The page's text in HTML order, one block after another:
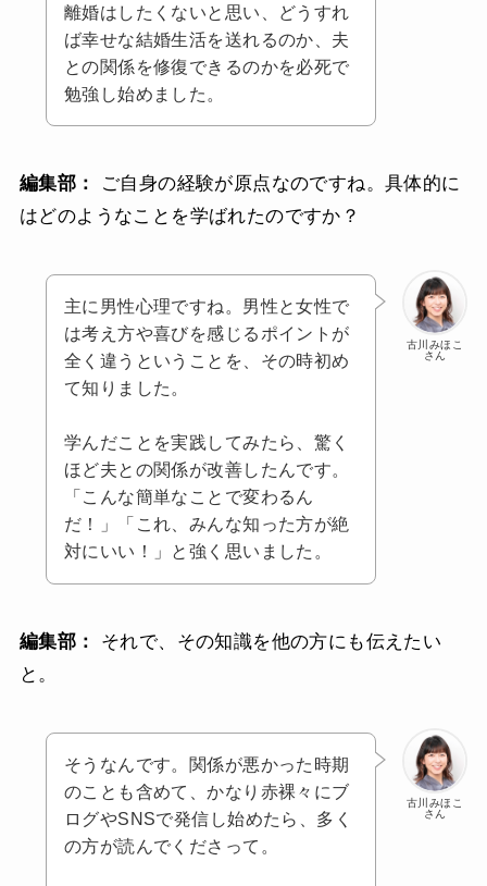
離婚はしたくないと思い、どうすれ
ば幸せな結婚生活を送れるのか、夫
との関係を修復できるのかを必死で
勉強し始めました。
編集部：
ご自身の経験が原点なのですね。具体的に
はどのようなことを学ばれたのですか？
古川みほこ
さん
主に男性心理ですね。男性と女性で
は考え方や喜びを感じるポイントが
全く違うということを、その時初め
て知りました。
学んだことを実践してみたら、驚く
ほど夫との関係が改善したんです。
「こんな簡単なことで変わるん
だ！」「これ、みんな知った方が絶
対にいい！」と強く思いました。
編集部：
それで、その知識を他の方にも伝えたい
と。
古川みほこ
さん
そうなんです。関係が悪かった時期
のことも含めて、かなり赤裸々にブ
ログやSNSで発信し始めたら、多く
の方が読んでくださって。